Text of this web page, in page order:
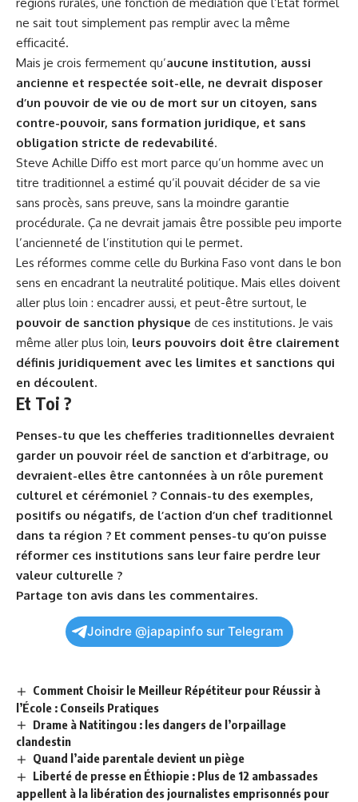
ne sait tout simplement pas remplir avec la même
efficacité.
Mais je crois fermement qu’aucune institution, aussi
ancienne et respectée soit-elle, ne devrait disposer
d’un pouvoir de vie ou de mort sur un citoyen, sans
contre-pouvoir, sans formation juridique, et sans
obligation stricte de redevabilité.
Steve Achille Diffo est mort parce qu’un homme avec un
titre traditionnel a estimé qu’il pouvait décider de sa vie
sans procès, sans preuve, sans la moindre garantie
procédurale. Ça ne devrait jamais être possible peu importe
l’ancienneté de l’institution qui le permet.
Les réformes comme celle du Burkina Faso vont dans le bon
sens en encadrant la neutralité politique. Mais elles doivent
aller plus loin : encadrer aussi, et peut-être surtout, le
pouvoir de sanction physique de ces institutions. Je vais
même aller plus loin, leurs pouvoirs doit être clairement
définis juridiquement avec les limites et sanctions qui
en découlent.
Et Toi ?
Penses-tu que les chefferies traditionnelles devraient
garder un pouvoir réel de sanction et d’arbitrage, ou
devraient-elles être cantonnées à un rôle purement
culturel et cérémoniel ? Connais-tu des exemples,
positifs ou négatifs, de l’action d’un chef traditionnel
dans ta région ? Et comment penses-tu qu’on puisse
réformer ces institutions sans leur faire perdre leur
valeur culturelle ?
Partage ton avis dans les commentaires.
Joindre @japapinfo sur Telegram
Comment Choisir le Meilleur Répétiteur pour Réussir à
l’École : Conseils Pratiques
Drame à Natitingou : les dangers de l’orpaillage
clandestin
Quand l’aide parentale devient un piège
Liberté de presse en Éthiopie : Plus de 12 ambassades
appellent à la libération des journalistes emprisonnés pour